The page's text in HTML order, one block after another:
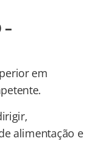
–
em
alimentação e